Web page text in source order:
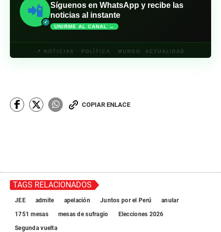
📲
✓
Síguenos en WhatsApp y recibe las
noticias al instante
UNIRME AL CANAL →
📍 NOTICIAS · POLÍTICA · MUNDO· ACTUALIDAD
COPIAR ENLACE
TAGS RELACIONADOS
JEE admite apelación Juntos por el Perú
anular
1751 mesas
mesas de sufragio
Elecciones 2026
Segunda vuelta